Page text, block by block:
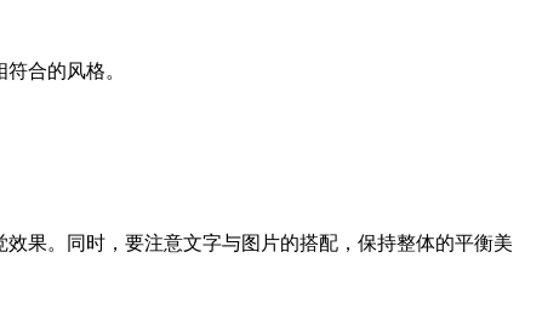
合的风格。
果。同时，要注意文字与图片的搭配，保持整体的平衡美